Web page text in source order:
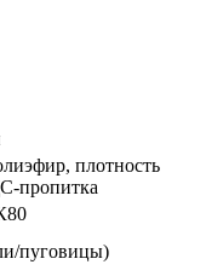
плотность
пропитка
пуговицы)